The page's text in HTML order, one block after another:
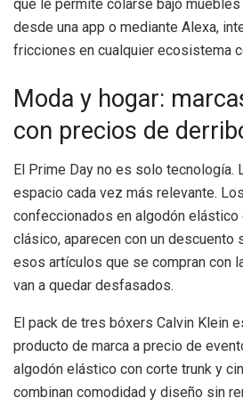
que le permite colarse bajo
desde una app o mediante Alexa,
fricciones en cualquier ecosistema
Moda y hogar:
con precios de
El Prime Day no es solo tecnología.
espacio cada vez más relevante.
confeccionados en algodón elástico
clásico, aparecen con un
esos artículos que se compran con
van a quedar desfasados.
El pack de tres bóxers Calvin Klein
producto de marca a precio de
algodón elástico con corte trunk y
combinan comodidad y diseño sin